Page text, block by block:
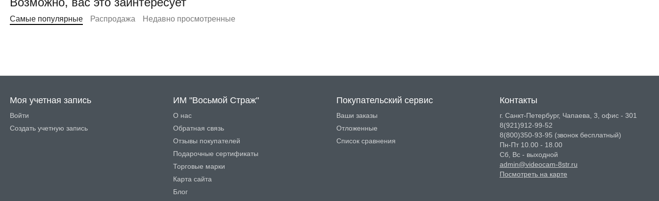
Самые популярные Распродажа Недавно просмотренные
Моя учетная запись
Войти
Создать учетную запись
ИМ "Восьмой Страж"
О нас
Обратная связь
Отзывы покупателей
Подарочные сертификаты
Торговые марки
Карта сайта
Блог
Покупательский сервис
Ваши заказы
Отложенные
Список сравнения
Контакты
г. Санкт-Петербург, Чапаева, 3, офис - 301
8(921)912-99-52
8(800)350-93-95 (звонок бесплатный)
Пн-Пт 10.00 - 18.00
Сб, Вс - выходной
admin@videocam-8str.ru
Посмотреть на карте